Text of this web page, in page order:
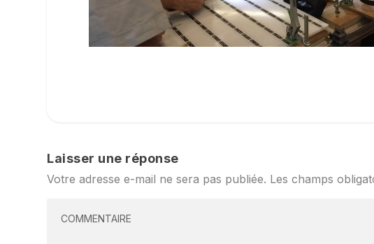
Laisser une réponse
Votre adresse e-mail ne sera pas publiée. Les champs